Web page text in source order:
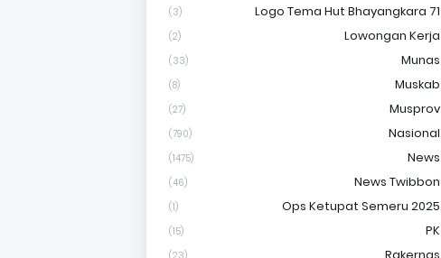
Logo Tema Hut Bhayangkara 71
(3)
Lowongan Kerja
(2)
Munas
(33)
Muskab
(8)
Musprov
(27)
Nasional
(790)
News
(1475)
News Twibbon
(46)
Ops Ketupat Semeru 2025
(1)
PK
(15)